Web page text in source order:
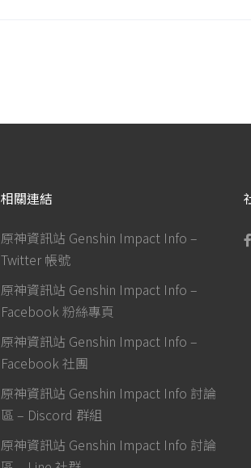
相關連結
原神資訊站 Genshin Impact Info –
Twitter 帳號
原神資訊站 Genshin Impact Info –
Facebook 粉絲專頁
原神資訊站 Genshin Impact Info –
Facebook 社團
原神資訊站 Genshin Impact Info 討論
區 – Discord 群組
原神資訊站 Genshin Impact Info 討論